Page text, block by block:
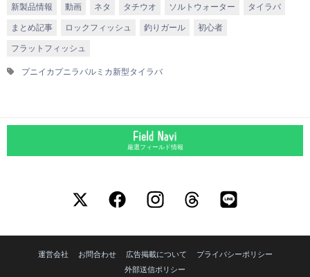
新製品情報 動画 ネタ タチウオ ソルトウォーター タイラバ
まとめ記事 ロックフィッシュ 釣りガール 初心者
フラットフィッシュ
プニイカ プニラバルミカ 新型タイラバ
厳選フィールド情報
運営会社 お問合わせ 広告掲載について
プライバシーポリシー
外部送信ポリシー